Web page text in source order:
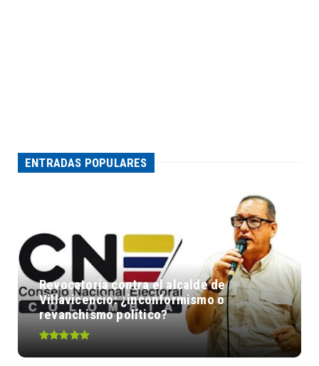
ENTRADAS POPULARES
Revocatoria contra el alcalde de
Villavicencio: ¿inconformismo o
revanchismo político?